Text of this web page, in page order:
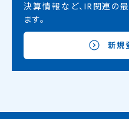
決算情報など、IR関連の
ます。
新規